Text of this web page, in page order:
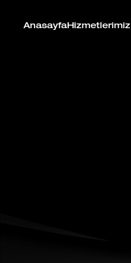
Anasayfa Hizmetlerimiz